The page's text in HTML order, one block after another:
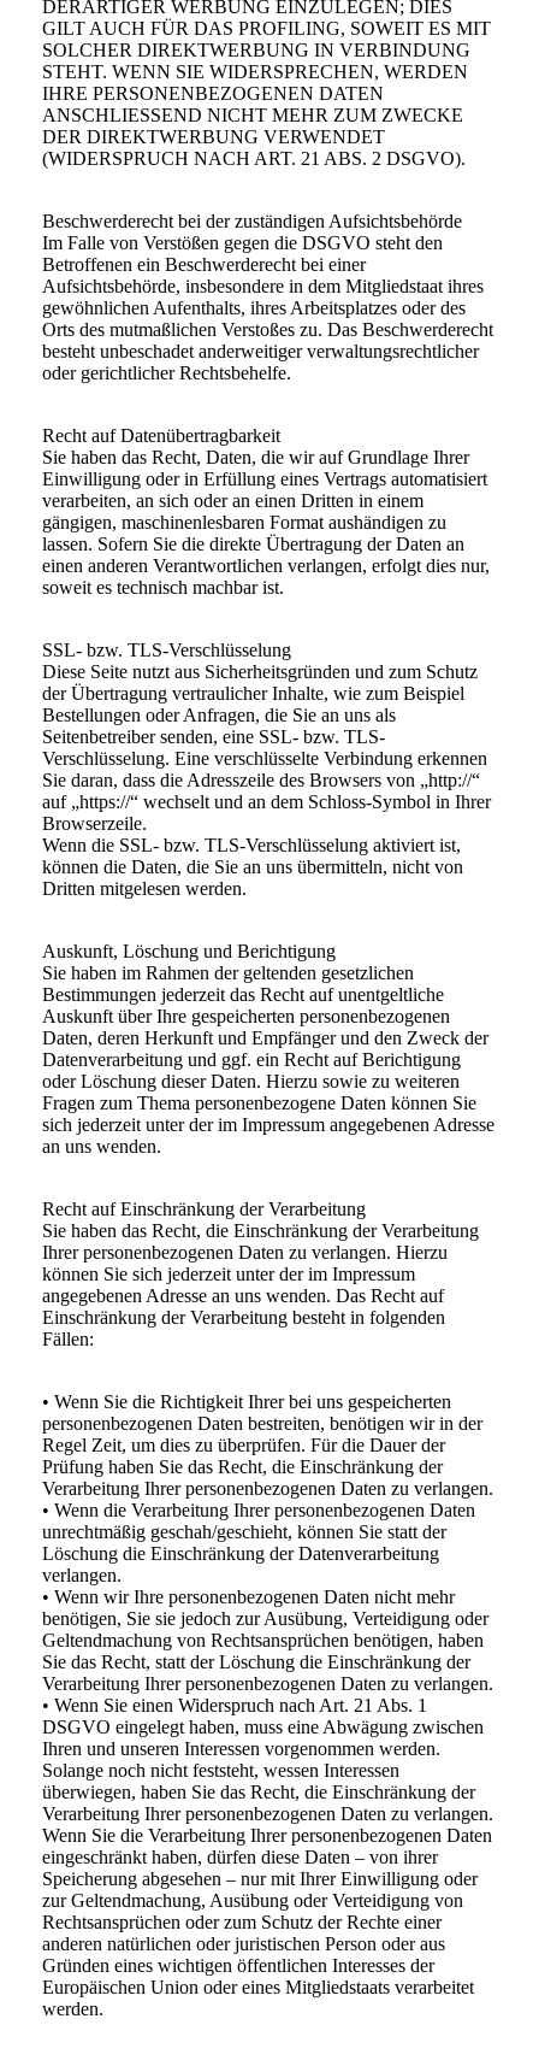
DERARTIGER WERBUNG EINZULEGEN; DIES
GILT AUCH FÜR DAS PROFILING, SOWEIT ES MIT
SOLCHER DIREKTWERBUNG IN VERBINDUNG
STEHT. WENN SIE WIDERSPRECHEN, WERDEN
IHRE PERSONENBEZOGENEN DATEN
ANSCHLIESSEND NICHT MEHR ZUM ZWECKE
DER DIREKTWERBUNG VERWENDET
(WIDERSPRUCH NACH ART. 21 ABS. 2 DSGVO).
Beschwerderecht bei der zuständigen Aufsichtsbehörde
Im Falle von Verstößen gegen die DSGVO steht den
Betroffenen ein Beschwerderecht bei einer
Aufsichtsbehörde, insbesondere in dem Mitgliedstaat ihres
gewöhnlichen Aufenthalts, ihres Arbeitsplatzes oder des
Orts des mutmaßlichen Verstoßes zu. Das Beschwerderecht
besteht unbeschadet anderweitiger verwaltungsrechtlicher
oder gerichtlicher Rechtsbehelfe.
Recht auf Datenübertragbarkeit
Sie haben das Recht, Daten, die wir auf Grundlage Ihrer
Einwilligung oder in Erfüllung eines Vertrags automatisiert
verarbeiten, an sich oder an einen Dritten in einem
gängigen, maschinenlesbaren Format aushändigen zu
lassen. Sofern Sie die direkte Übertragung der Daten an
einen anderen Verantwortlichen verlangen, erfolgt dies nur,
soweit es technisch machbar ist.
SSL- bzw. TLS-Verschlüsselung
Diese Seite nutzt aus Sicherheitsgründen und zum Schutz
der Übertragung vertraulicher Inhalte, wie zum Beispiel
Bestellungen oder Anfragen, die Sie an uns als
Seitenbetreiber senden, eine SSL- bzw. TLS-
Verschlüsselung. Eine verschlüsselte Verbindung erkennen
Sie daran, dass die Adresszeile des Browsers von „http://“
auf „https://“ wechselt und an dem Schloss-Symbol in Ihrer
Browserzeile.
Wenn die SSL- bzw. TLS-Verschlüsselung aktiviert ist,
können die Daten, die Sie an uns übermitteln, nicht von
Dritten mitgelesen werden.
Auskunft, Löschung und Berichtigung
Sie haben im Rahmen der geltenden gesetzlichen
Bestimmungen jederzeit das Recht auf unentgeltliche
Auskunft über Ihre gespeicherten personenbezogenen
Daten, deren Herkunft und Empfänger und den Zweck der
Datenverarbeitung und ggf. ein Recht auf Berichtigung
oder Löschung dieser Daten. Hierzu sowie zu weiteren
Fragen zum Thema personenbezogene Daten können Sie
sich jederzeit unter der im Impressum angegebenen Adresse
an uns wenden.
Recht auf Einschränkung der Verarbeitung
Sie haben das Recht, die Einschränkung der Verarbeitung
Ihrer personenbezogenen Daten zu verlangen. Hierzu
können Sie sich jederzeit unter der im Impressum
angegebenen Adresse an uns wenden. Das Recht auf
Einschränkung der Verarbeitung besteht in folgenden
Fällen:
• Wenn Sie die Richtigkeit Ihrer bei uns gespeicherten
personenbezogenen Daten bestreiten, benötigen wir in der
Regel Zeit, um dies zu überprüfen. Für die Dauer der
Prüfung haben Sie das Recht, die Einschränkung der
Verarbeitung Ihrer personenbezogenen Daten zu verlangen.
• Wenn die Verarbeitung Ihrer personenbezogenen Daten
unrechtmäßig geschah/geschieht, können Sie statt der
Löschung die Einschränkung der Datenverarbeitung
verlangen.
• Wenn wir Ihre personenbezogenen Daten nicht mehr
benötigen, Sie sie jedoch zur Ausübung, Verteidigung oder
Geltendmachung von Rechtsansprüchen benötigen, haben
Sie das Recht, statt der Löschung die Einschränkung der
Verarbeitung Ihrer personenbezogenen Daten zu verlangen.
• Wenn Sie einen Widerspruch nach Art. 21 Abs. 1
DSGVO eingelegt haben, muss eine Abwägung zwischen
Ihren und unseren Interessen vorgenommen werden.
Solange noch nicht feststeht, wessen Interessen
überwiegen, haben Sie das Recht, die Einschränkung der
Verarbeitung Ihrer personenbezogenen Daten zu verlangen.
Wenn Sie die Verarbeitung Ihrer personenbezogenen Daten
eingeschränkt haben, dürfen diese Daten – von ihrer
Speicherung abgesehen – nur mit Ihrer Einwilligung oder
zur Geltendmachung, Ausübung oder Verteidigung von
Rechtsansprüchen oder zum Schutz der Rechte einer
anderen natürlichen oder juristischen Person oder aus
Gründen eines wichtigen öffentlichen Interesses der
Europäischen Union oder eines Mitgliedstaats verarbeitet
werden.